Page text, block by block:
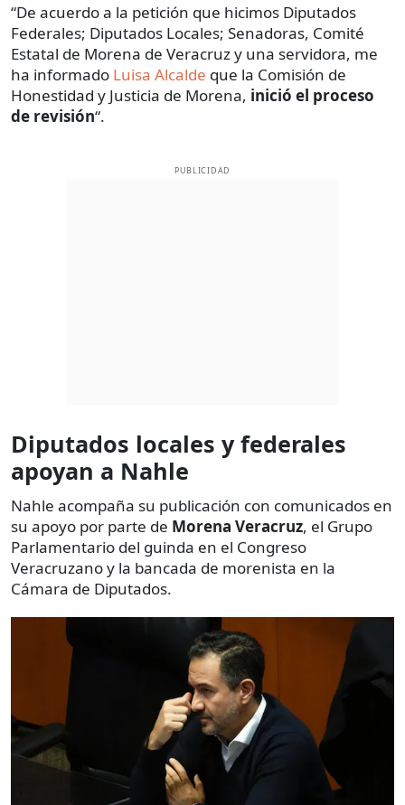
“De acuerdo a la petición que hicimos Diputados
Federales; Diputados Locales; Senadoras, Comité
Estatal de Morena de Veracruz y una servidora, me
ha informado ⁦ Luisa Alcalde que la Comisión de
Honestidad y Justicia de Morena, ⁩ inició el proceso
de revisión“.
PUBLICIDAD
Diputados locales y federales
apoyan a Nahle
Nahle acompaña su publicación con comunicados en
su apoyo por parte de Morena Veracruz, el Grupo
Parlamentario del guinda en el Congreso
Veracruzano y la bancada de morenista en la
Cámara de Diputados.